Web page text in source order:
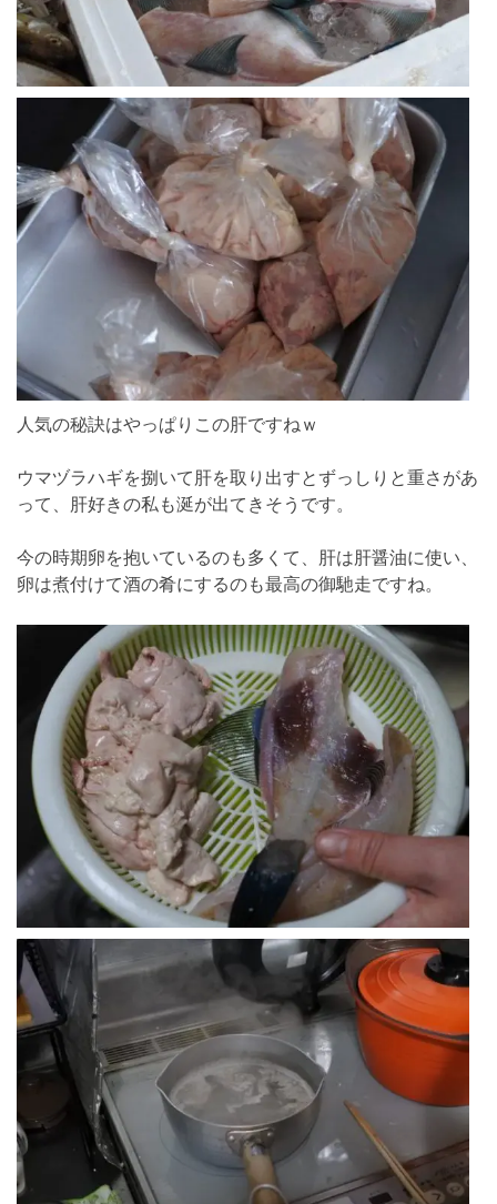
人気の秘訣はやっぱりこの肝ですねｗ
ウマヅラハギを捌いて肝を取り出すとずっしりと重さがあ
って、肝好きの私も涎が出てきそうです。
今の時期卵を抱いているのも多くて、肝は肝醤油に使い、
卵は煮付けて酒の肴にするのも最高の御馳走ですね。